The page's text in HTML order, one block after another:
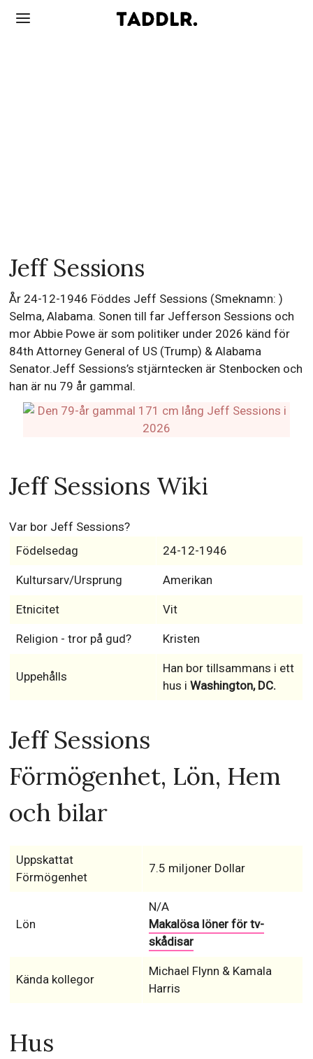
Jeff Sessions
År 24-12-1946 Föddes Jeff Sessions (Smeknamn: )
Selma, Alabama. Sonen till far Jefferson Sessions och
mor Abbie Powe är som politiker under 2026 känd för
84th Attorney General of US (Trump) & Alabama
Senator.Jeff Sessions’s stjärntecken är Stenbocken och
han är nu 79 år gammal.
Jeff Sessions Wiki
Var bor Jeff Sessions?
Födelsedag
24-12-1946
Kultursarv/Ursprung Amerikan
Etnicitet Vit
Religion - tror på gud? Kristen
Uppehålls
Han bor tillsammans i ett
hus i Washington, DC.
Jeff Sessions
Förmögenhet, Lön, Hem
och bilar
Uppskattat
Förmögenhet
7.5 miljoner Dollar
Lön
N/A
Makalösa löner för tv-
skådisar
Kända kollegor
Michael Flynn & Kamala
Harris
Hus